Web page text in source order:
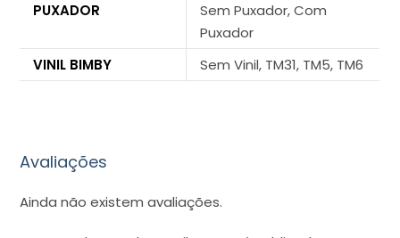
PUXADOR
Sem Puxador, Com
Puxador
VINIL BIMBY
Sem Vinil, TM31, TM5, TM6
Avaliações
Ainda não existem avaliações.